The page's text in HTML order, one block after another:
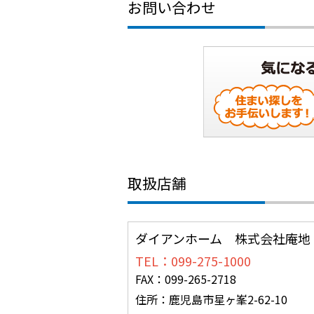
お問い合わせ
取扱店舗
ダイアンホーム 株式会社庵地
TEL：099-275-1000
FAX：099-265-2718
住所：鹿児島市星ヶ峯2-62-10